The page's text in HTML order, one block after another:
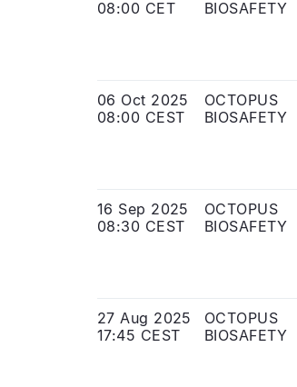
08:00 CET
BIOSAFETY
06 Oct 2025
08:00 CEST
OCTOPUS
BIOSAFETY
16 Sep 2025
08:30 CEST
OCTOPUS
BIOSAFETY
27 Aug 2025
17:45 CEST
OCTOPUS
BIOSAFETY